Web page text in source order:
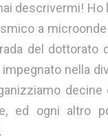
descrivermi! Ho
a
del dottorato
nella
ed ogni altro